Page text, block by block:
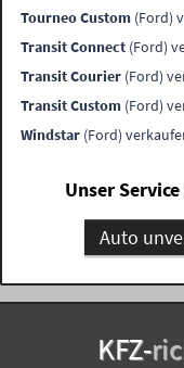
Tourneo Custom (Ford)
Transit Connect (Ford)
Transit Courier (Ford)
Transit Custom (Ford)
Windstar (Ford)
Unser
Auto
KFZ-